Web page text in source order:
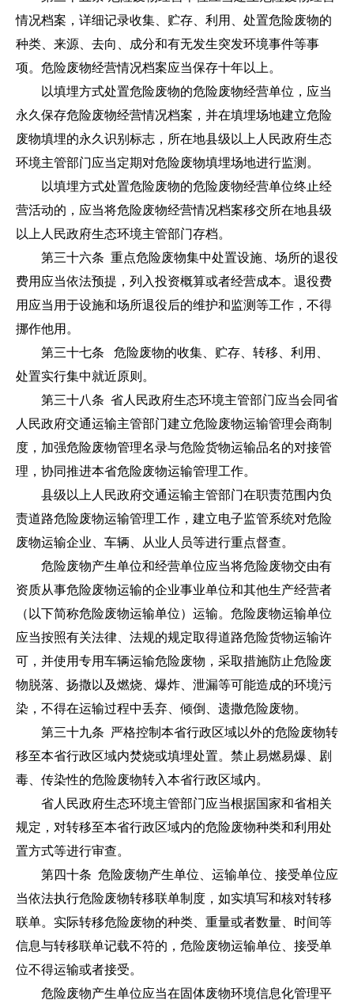
情况档案，详细记录收集、贮存、利用、处置危险废物的
种类、来源、去向、成分和有无发生突发环境事件等事
项。危险废物经营情况档案应当保存十年以上。
以填埋方式处置危险废物的危险废物经营单位，应当
永久保存危险废物经营情况档案，并在填埋场地建立危险
废物填埋的永久识别标志，所在地县级以上人民政府生态
环境主管部门应当定期对危险废物填埋场地进行监测。
以填埋方式处置危险废物的危险废物经营单位终止经
营活动的，应当将危险废物经营情况档案移交所在地县级
以上人民政府生态环境主管部门存档。
第三十六条 重点危险废物集中处置设施、场所的退役
费用应当依法预提，列入投资概算或者经营成本。退役费
用应当用于设施和场所退役后的维护和监测等工作，不得
挪作他用。
第三十七条 危险废物的收集、贮存、转移、利用、
处置实行集中就近原则。
第三十八条 省人民政府生态环境主管部门应当会同省
人民政府交通运输主管部门建立危险废物运输管理会商制
度，加强危险废物管理名录与危险货物运输品名的对接管
理，协同推进本省危险废物运输管理工作。
县级以上人民政府交通运输主管部门在职责范围内负
责道路危险废物运输管理工作，建立电子监管系统对危险
废物运输企业、车辆、从业人员等进行重点督查。
危险废物产生单位和经营单位应当将危险废物交由有
资质从事危险废物运输的企业事业单位和其他生产经营者
（以下简称危险废物运输单位）运输。危险废物运输单位
应当按照有关法律、法规的规定取得道路危险货物运输许
可，并使用专用车辆运输危险废物，采取措施防止危险废
物脱落、扬撒以及燃烧、爆炸、泄漏等可能造成的环境污
染，不得在运输过程中丢弃、倾倒、遗撒危险废物。
第三十九条 严格控制本省行政区域以外的危险废物转
移至本省行政区域内焚烧或填埋处置。禁止易燃易爆、剧
毒、传染性的危险废物转入本省行政区域内。
省人民政府生态环境主管部门应当根据国家和省相关
规定，对转移至本省行政区域内的危险废物种类和利用处
置方式等进行审查。
第四十条 危险废物产生单位、运输单位、接受单位应
当依法执行危险废物转移联单制度，如实填写和核对转移
联单。实际转移危险废物的种类、重量或者数量、时间等
信息与转移联单记载不符的，危险废物运输单位、接受单
位不得运输或者接受。
危险废物产生单位应当在固体废物环境信息化管理平